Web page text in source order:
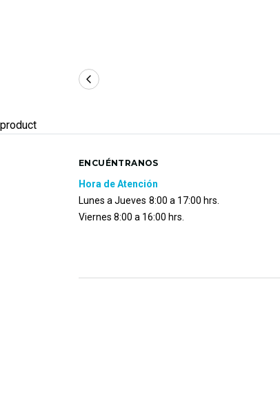
product
ENCUÉNTRANOS
Hora de Atención
Lunes a Jueves 8:00 a 17:00 hrs.
Viernes 8:00 a 16:00 hrs.